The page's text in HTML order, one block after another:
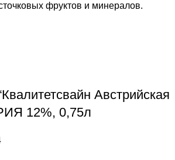
фруктов и минералов.
Австрийская
12%, 0,75л